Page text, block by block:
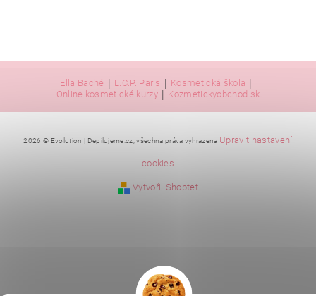
Ella Baché | L.C.P. Paris | Kosmetická škola |
Online kosmetické kurzy | Kozmetickyobchod.sk
2026 © Evolution | Depilujeme.cz, všechna práva vyhrazena Upravit nastavení
cookies
Vytvořil Shoptet